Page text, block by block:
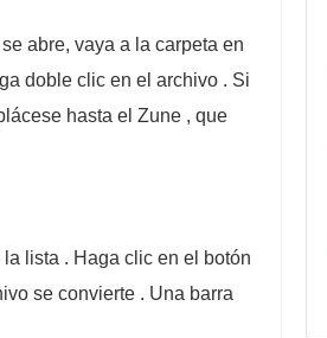
abre, vaya a la carpeta en
doble clic en el archivo . Si
hasta el Zune , que
lista . Haga clic en el botón
se convierte . Una barra